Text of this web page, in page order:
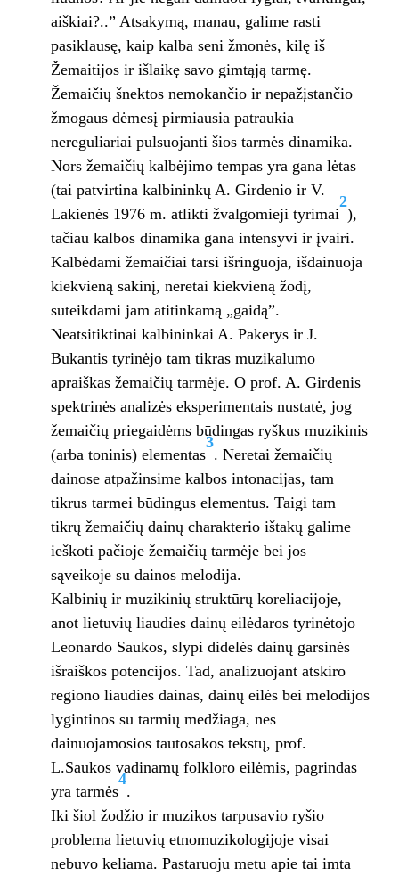
aiškiai?..” Atsakymą, manau, galime rasti
pasiklausę, kaip kalba seni žmonės, kilę iš
Žemaitijos ir išlaikę savo gimtąją tarmę.
Žemaičių šnektos nemokančio ir nepažįstančio
žmogaus dėmesį pirmiausia patraukia
nereguliariai pulsuojanti šios tarmės dinamika.
Nors žemaičių kalbėjimo tempas yra gana lėtas
(tai patvirtina kalbininkų A. Girdenio ir V.
Lakienės 1976 m. atlikti žvalgomieji tyrimai
2
),
tačiau kalbos dinamika gana intensyvi ir įvairi.
Kalbėdami žemaičiai tarsi išringuoja, išdainuoja
kiekvieną sakinį, neretai kiekvieną žodį,
suteikdami jam atitinkamą „gaidą”.
Neatsitiktinai kalbininkai A. Pakerys ir J.
Bukantis tyrinėjo tam tikras muzikalumo
apraiškas žemaičių tarmėje. O prof. A. Girdenis
spektrinės analizės eksperimentais nustatė, jog
žemaičių priegaidėms būdingas ryškus muzikinis
(arba toninis) elementas
3
. Neretai žemaičių
dainose atpažinsime kalbos intonacijas, tam
tikrus tarmei būdingus elementus. Taigi tam
tikrų žemaičių dainų charakterio ištakų galime
ieškoti pačioje žemaičių tarmėje bei jos
sąveikoje su dainos melodija.
Kalbinių ir muzikinių struktūrų koreliacijoje,
anot lietuvių liaudies dainų eilėdaros tyrinėtojo
Leonardo Saukos, slypi didelės dainų garsinės
išraiškos potencijos. Tad, analizuojant atskiro
regiono liaudies dainas, dainų eilės bei melodijos
lygintinos su tarmių medžiaga, nes
dainuojamosios tautosakos tekstų, prof.
L.Saukos vadinamų folkloro eilėmis, pagrindas
yra tarmės
4
.
Iki šiol žodžio ir muzikos tarpusavio ryšio
problema lietuvių etnomuzikologijoje visai
nebuvo keliama. Pastaruoju metu apie tai imta